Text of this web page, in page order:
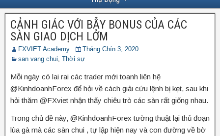
CẢNH GIÁC VỚI BẪY BONUS CỦA CÁC
SÀN GIAO DỊCH LỞM
FXVIET Academy
Tháng Chín 3, 2020
san vang chui Thời sự
Mỗi ngày có lai rai các trader mới toanh liên hệ
@KinhdoanhForex để hỏi về cách giải cứu lệnh bị kẹt, sau khi
hỏi thăm @FXviet nhận thấy chiêu trò các sàn rất giống nhau.
Trong chủ đề này, @KinhdoanhForex tường thuật lại thủ đoạn
lùa gà mà các sàn chui , tự lập hiện nay và con đường về bờ